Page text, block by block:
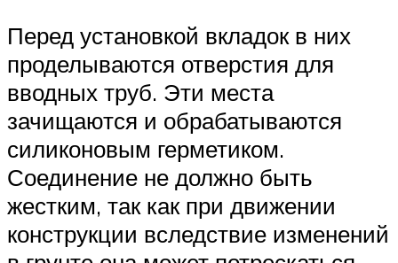
Перед установкой вкладок в них
проделываются отверстия для
вводных труб. Эти места
зачищаются и обрабатываются
силиконовым герметиком.
Соединение не должно быть
жестким, так как при движении
конструкции вследствие изменений